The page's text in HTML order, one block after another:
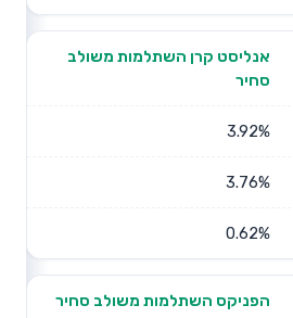
אנליסט קרן השתלמות משולב
סחיר
3.92%
3.76%
0.62%
הפניקס השתלמות משולב סחיר